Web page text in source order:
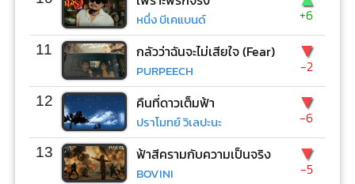
หนึ่ง บีเคแบนด์ +6
11 กลัวว่าฉันจะไม่เสียใจ (Fear)
PURPEECH
▼
-2
12 คืนที่ดาวเต็มฟ้า
ปราโมทย์ วิเลปะนะ
▼
-6
13 ฟ้าสีครามกับความเป็นจริง
BOVINI
▼
-5